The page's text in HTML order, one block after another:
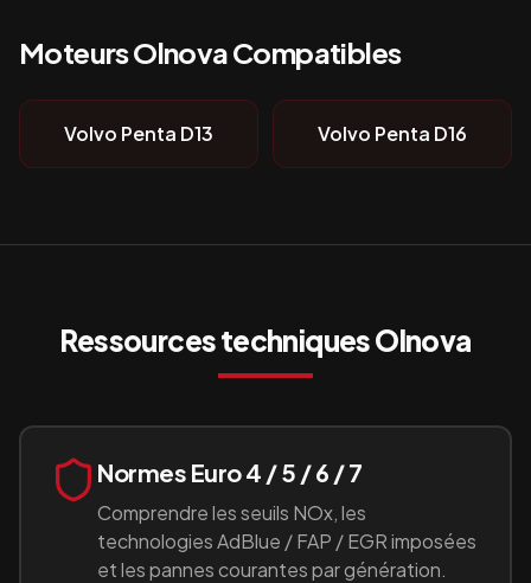
MoteursOlnovaCompatibles
Volvo Penta D13 Volvo Penta D16
Ressources techniquesOlnova
Normes Euro 4 / 5 / 6 / 7
Comprendre les seuils NOx, les
technologies AdBlue / FAP / EGR imposées
et les pannes courantes par génération.